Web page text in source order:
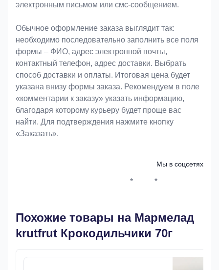
электронным письмом или смс-сообщением.
Обычное оформление заказа выглядит так:
необходимо последовательно заполнить все поля
формы – ФИО, адрес электронной почты,
контактный телефон, адрес доставки. Выбрать
способ доставки и оплаты. Итоговая цена будет
указана внизу формы заказа. Рекомендуем в поле
«комментарии к заказу» указать информацию,
благодаря которому курьеру будет проще вас
найти. Для подтверждения нажмите кнопку
«Заказать».
Мы в соцсетях
* *
Похожие товары на Мармелад
krutfrut Крокодильчики 70г